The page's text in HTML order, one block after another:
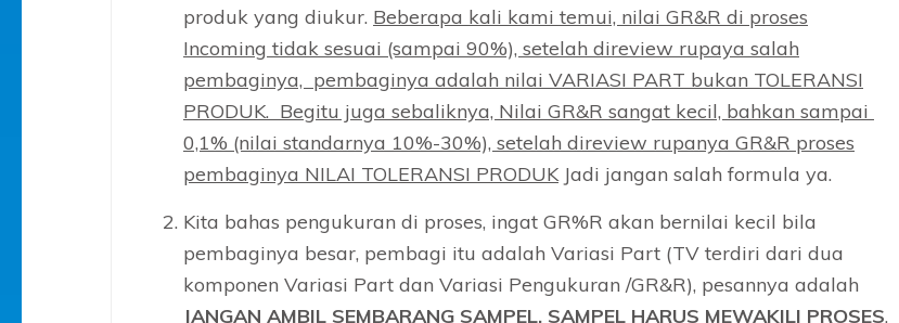
produk yang diukur. Beberapa kali kami temui, nilai GR&R di proses
Incoming tidak sesuai (sampai 90%), setelah direview rupaya salah
pembaginya, pembaginya adalah nilai VARIASI PART bukan TOLERANSI
PRODUK. Begitu juga sebaliknya, Nilai GR&R sangat kecil, bahkan sampai
0,1% (nilai standarnya 10%-30%), setelah direview rupanya GR&R proses
pembaginya NILAI TOLERANSI PRODUKJadi jangan salah formula ya.
Kita bahas pengukuran di proses, ingat GR%R akan bernilai kecil bila
pembaginya besar, pembagi itu adalah Variasi Part (TV terdiri dari dua
komponen Variasi Part dan Variasi Pengukuran /GR&R), pesannya adalah
JANGAN AMBIL SEMBARANG SAMPEL, SAMPEL HARUS MEWAKILI PROSES,